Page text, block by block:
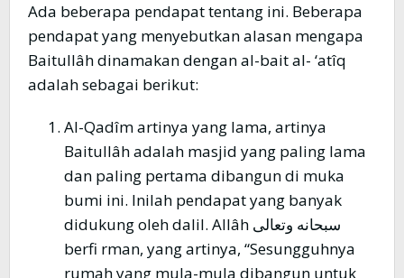
Ada beberapa pendapat tentang ini. Beberapa
pendapat yang menyebutkan alasan mengapa
Baitullâh dinamakan dengan al-bait al- ‘atîq
adalah sebagai berikut:
Al-Qadîm artinya yang lama, artinya
Baitullâh adalah masjid yang paling lama
dan paling pertama dibangun di muka
bumi ini. Inilah pendapat yang banyak
didukung oleh dalil. Allâh سبحانه وتعالى
berfi rman, yang artinya, “Sesungguhnya
rumah yang mula-mula dibangun untuk